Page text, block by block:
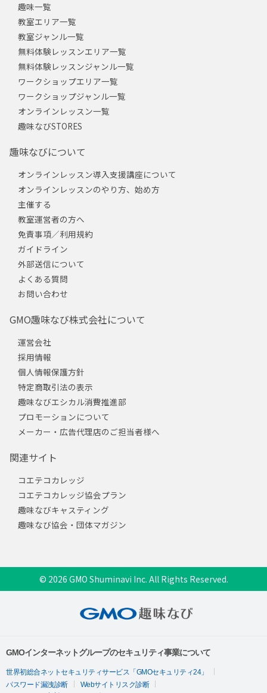
趣味一覧
教室エリア一覧
教室ジャンル一覧
無料体験レッスンエリア一覧
無料体験レッスンジャンル一覧
ワークショップエリア一覧
ワークショップジャンル一覧
オンラインレッスン一覧
趣味なびSTORES
趣味なびについて
オンラインレッスン導入支援講座について
オンラインレッスンのやり方、始め方
主催する
教室運営者の方へ
免責事項／利用規約
ガイドライン
外部送信について
よくある質問
お問い合わせ
GMO趣味なび株式会社について
運営会社
採用情報
個人情報保護方針
特定商取引法の表示
趣味なびエシカル消費推進部
プロモーションについて
メーカー・広告代理店のご担当者様へ
関連サイト
コエテコカレッジ
コエテコカレッジ協会プラン
趣味なびキャスティング
趣味なび協会・団体マガジン
© 2026 GMO Shuminavi Inc. All Rights Reserved.